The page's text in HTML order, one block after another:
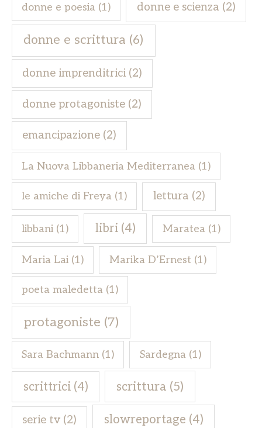
donne e poesia (1) donne e scienza (2)
donne e scrittura (6)
donne imprenditrici (2)
donne protagoniste (2)
emancipazione (2)
La Nuova Libbaneria Mediterranea (1)
le amiche di Freya (1) lettura (2)
libbani (1) libri(4) Maratea(1)
Maria Lai (1) Marika D’Ernest (1)
poeta maledetta (1)
protagoniste (7)
Sara Bachmann (1) Sardegna(1)
scrittrici(4) scrittura (5)
serie tv (2) slowreportage (4)